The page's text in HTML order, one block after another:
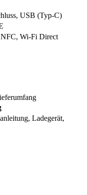
USB (Typ-C)
Wi-Fi Direct
Ladegerät,